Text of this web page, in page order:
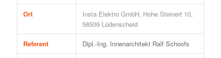
Ort
Insta Elektro GmbH, Hohe Steinert 10,
58509 Lüdenscheid
Referent Dipl.-Ing. Innenarchitekt Ralf Schoofs